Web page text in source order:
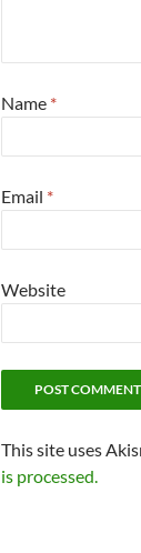
Name *
Email *
Website
This site uses
is processed.